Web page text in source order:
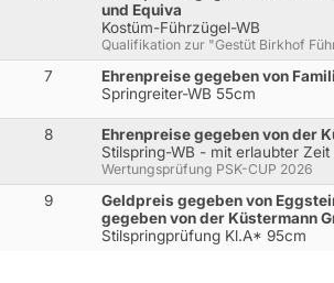
und Equiva
Kostüm-Führzügel-WB
Qualifikation zur "Gestüt Birkhof
7
Ehrenpreise gegeben von
Springreiter-WB 55cm
8
Ehrenpreise gegeben von der
Stilspring-WB - mit erlaubter
Wertungsprüfung PSK-CUP 2026
9
Geldpreis gegeben von
gegeben von der Küstermann
Stilspringprüfung Kl.A* 95cm